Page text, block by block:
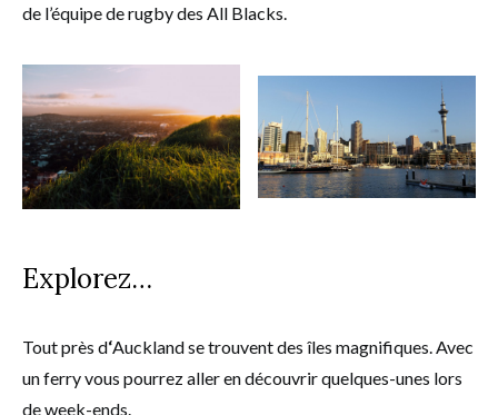
de l’équipe de rugby des All Blacks.
Explorez…
Tout près d‘Auckland se trouvent des îles magnifiques. Avec
un ferry vous pourrez aller en découvrir quelques-unes lors
de week-ends.